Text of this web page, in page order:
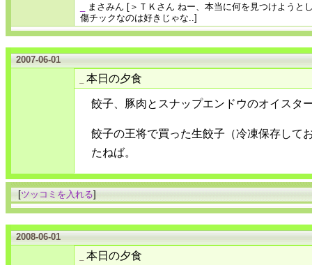
まさみん [＞ＴＫさん ねー、本当に何を見つけようと
傷チックなのは好きじゃな..]
2007-06-01
本日の夕食
餃子、豚肉とスナップエンドウのオイスタ
餃子の王将で買った生餃子（冷凍保存して
たねば。
[ツッコミを入れる]
2008-06-01
本日の夕食